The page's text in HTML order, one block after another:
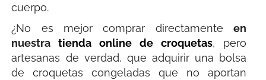
cuerpo.
¿No es mejor comprar directamenteen
nuestratienda online de croquetas, pero
artesanas de verdad, que adquirir una bolsa
de croquetas congeladas que no aportan